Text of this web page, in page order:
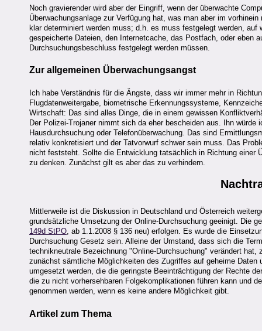
Noch gravierender wird aber der Eingriff, wenn der überwachte
Überwachungsanlage zur Verfügung hat, was man aber im
klar determiniert werden muss; d.h. es muss festgelegt werden,
gespeicherte Dateien, den Internetcache, das Postfach, oder eben
Durchsuchungsbeschluss festgelegt werden müssen.
Zur allgemeinen Überwachungsangst
Ich habe Verständnis für die Ängste, dass wir immer mehr in
Flugdatenweitergabe, biometrische Erkennungssysteme,
Wirtschaft: Das sind alles Dinge, die in einem gewissen
Der Polizei-Trojaner nimmt sich da eher bescheiden aus. Ihn
Hausdurchsuchung oder Telefonüberwachung. Das sind
relativ konkretisiert und der Tatvorwurf schwer sein muss. Das
nicht feststeht. Sollte die Entwicklung tatsächlich in Richtung einer
zu denken. Zunächst gilt es aber das zu verhindern.
Mittlerweile ist die Diskussion in Deutschland und Österreich
grundsätzliche Umsetzung der Online-Durchsuchung geeinigt. Die
149d StPO, ab 1.1.2008 § 136 neu) erfolgen. Es wurde die
Durchsuchung Gesetz sein. Alleine der Umstand, dass sich die
technikneutrale Bezeichnung "Online-Durchsuchung" verändert
zunächst sämtliche Möglichkeiten des Zugriffes auf geheime
umgesetzt werden, die die geringste Beeinträchtigung der Rechte
die zu nicht vorhersehbaren Folgekomplikationen führen kann und
genommen werden, wenn es keine andere Möglichkeit gibt.
Artikel zum Thema